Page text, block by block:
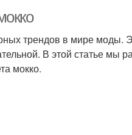
трендов в мире моды.
В этой статье мы
мокко.